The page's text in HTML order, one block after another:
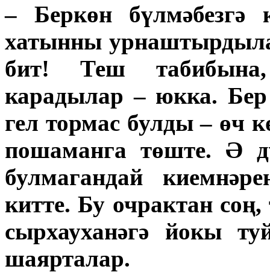
– Беркөн
хатынны
бит! Теш
карадылар – юкка.
гел тормас булды – өч
пошаманга төште. Ә
булмагандай
китте. Бу очрактан
сырхауханәгә йокы
шаярталар.